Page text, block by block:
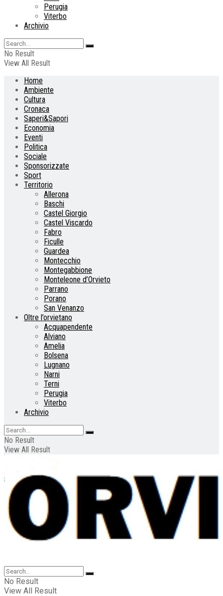
Perugia
Viterbo
Archivio
No Result
View All Result
Home
Ambiente
Cultura
Cronaca
Saperi&Sapori
Economia
Eventi
Politica
Sociale
Sponsorizzate
Sport
Territorio
Allerona
Baschi
Castel Giorgio
Castel Viscardo
Fabro
Ficulle
Guardea
Montecchio
Montegabbione
Monteleone d’Orvieto
Parrano
Porano
San Venanzo
Oltre l’orvietano
Acquapendente
Alviano
Amelia
Bolsena
Lugnano
Narni
Terni
Perugia
Viterbo
Archivio
No Result
View All Result
No Result
View All Result